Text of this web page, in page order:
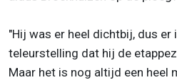
"Hij was er heel dichtbij, dus er
teleurstelling dat hij de
Maar het is nog altijd een heel